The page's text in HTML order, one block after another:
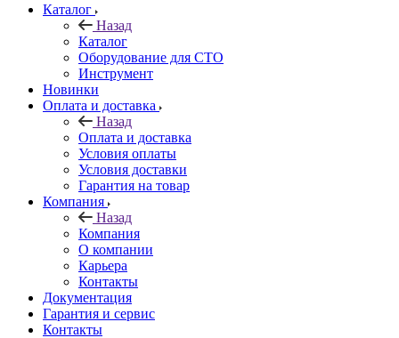
Каталог
Назад
Каталог
Оборудование для СТО
Инструмент
Новинки
Оплата и доставка
Назад
Оплата и доставка
Условия оплаты
Условия доставки
Гарантия на товар
Компания
Назад
Компания
О компании
Карьера
Контакты
Документация
Гарантия и сервис
Контакты